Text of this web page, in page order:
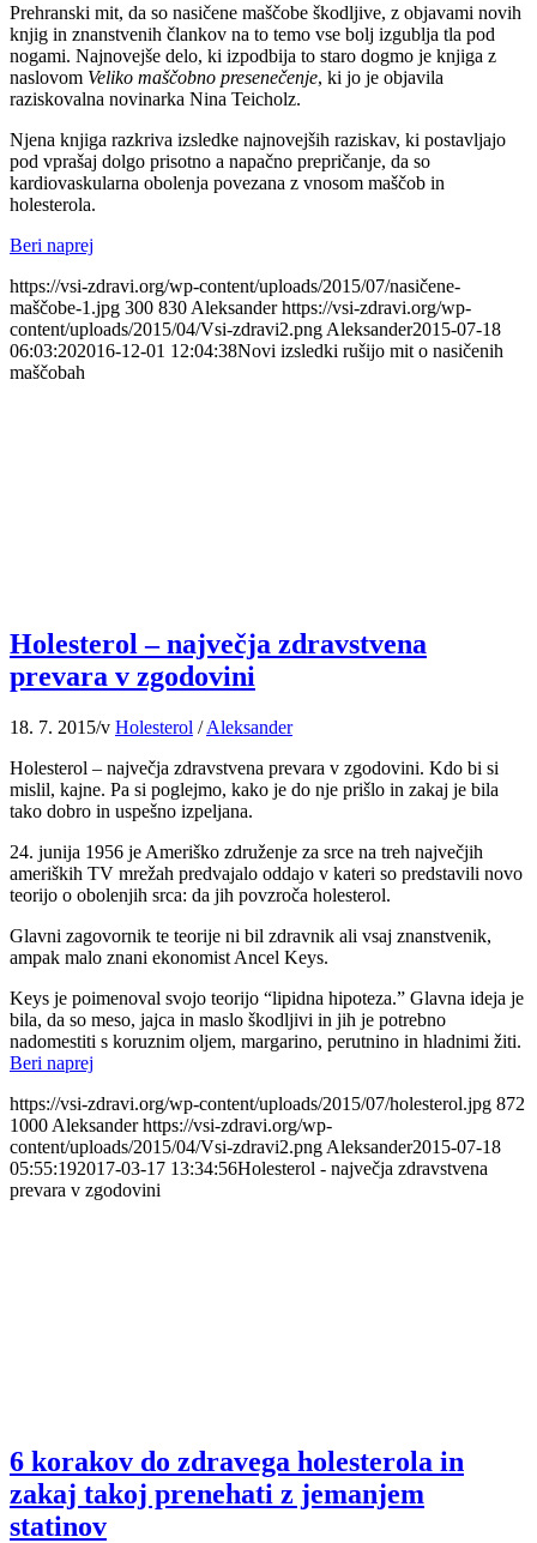
Prehranski mit, da so nasičene maščobe škodljive, z objavami novih
knjig in znanstvenih člankov na to temo vse bolj izgublja tla pod
nogami. Najnovejše delo, ki izpodbija to staro dogmo je knjiga z
naslovom Veliko maščobno presenečenje, ki jo je objavila
raziskovalna novinarka Nina Teicholz.
Njena knjiga razkriva izsledke najnovejših raziskav, ki postavljajo
pod vprašaj dolgo prisotno a napačno prepričanje, da so
kardiovaskularna obolenja povezana z vnosom maščob in
holesterola.
Beri naprej
https://vsi-zdravi.org/wp-content/uploads/2015/07/nasičene-
maščobe-1.jpg 300 830 Aleksander https://vsi-zdravi.org/wp-
content/uploads/2015/04/Vsi-zdravi2.png Aleksander2015-07-18
06:03:202016-12-01 12:04:38Novi izsledki rušijo mit o nasičenih
maščobah
Holesterol – največja zdravstvena
prevara v zgodovini
18. 7. 2015/v Holesterol / Aleksander
Holesterol – največja zdravstvena prevara v zgodovini. Kdo bi si
mislil, kajne. Pa si poglejmo, kako je do nje prišlo in zakaj je bila
tako dobro in uspešno izpeljana.
24. junija 1956 je Ameriško združenje za srce na treh največjih
ameriških TV mrežah predvajalo oddajo v kateri so predstavili novo
teorijo o obolenjih srca: da jih povzroča holesterol.
Glavni zagovornik te teorije ni bil zdravnik ali vsaj znanstvenik,
ampak malo znani ekonomist Ancel Keys.
Keys je poimenoval svojo teorijo “lipidna hipoteza.” Glavna ideja je
bila, da so meso, jajca in maslo škodljivi in jih je potrebno
nadomestiti s koruznim oljem, margarino, perutnino in hladnimi žiti.
Beri naprej
https://vsi-zdravi.org/wp-content/uploads/2015/07/holesterol.jpg 872
1000 Aleksander https://vsi-zdravi.org/wp-
content/uploads/2015/04/Vsi-zdravi2.png Aleksander2015-07-18
05:55:192017-03-17 13:34:56Holesterol - največja zdravstvena
prevara v zgodovini
6 korakov do zdravega holesterola in
zakaj takoj prenehati z jemanjem
statinov